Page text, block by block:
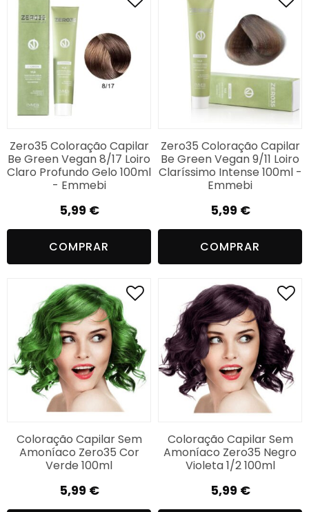
Zero35 Coloração Capilar
Be Green Vegan 8/17 Loiro
Claro Profundo Gelo 100ml
- Emmebi
5,99 €
COMPRAR
Zero35 Coloração Capilar
Be Green Vegan 9/11 Loiro
Claríssimo Intense 100ml -
Emmebi
5,99 €
COMPRAR
Coloração Capilar Sem
Amoníaco Zero35 Cor
Verde 100ml
5,99 €
Coloração Capilar Sem
Amoníaco Zero35 Negro
Violeta 1/2 100ml
5,99 €